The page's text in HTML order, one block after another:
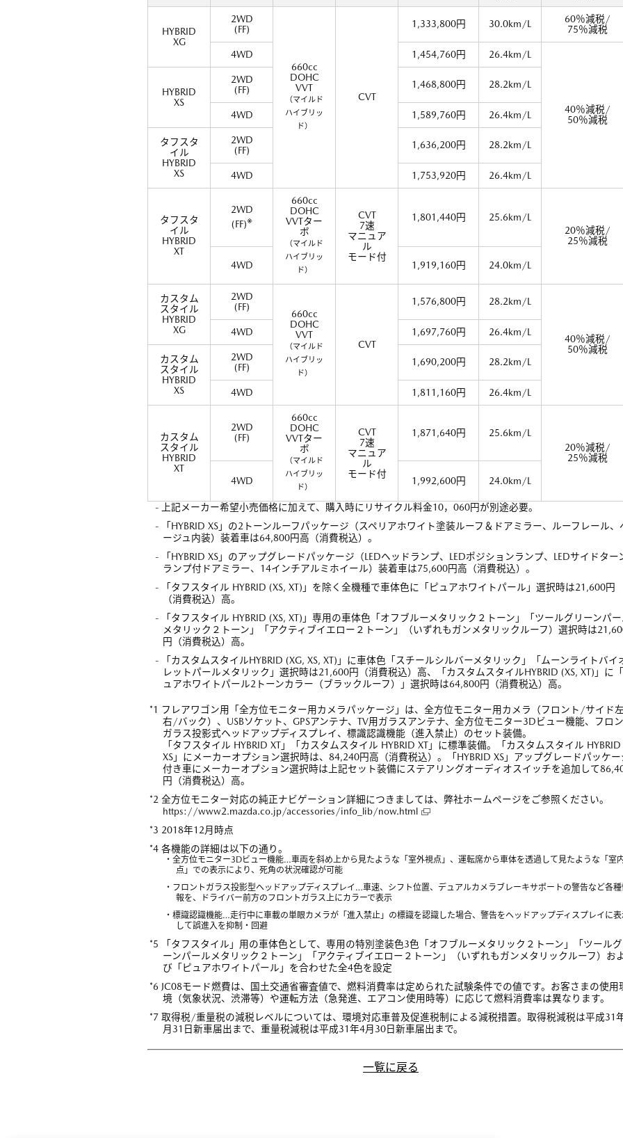
HYBRID
XG
2WD
(FF)
660cc
DOHC
VVT
（マイルド
ハイブリッ
ド）
CVT
1,333,800円 30.0km/L
60％減税/
75％減税
4WD 1,454,760円 26.4km/L
40％減税/
50％減税
HYBRID
XS
2WD
(FF)
1,468,800円 28.2km/L
4WD 1,589,760円 26.4km/L
タフスタ
イル
HYBRID
XS
2WD
(FF)
1,636,200円 28.2km/L
4WD 1,753,920円 26.4km/L
タフスタ
イル
HYBRID
XT
2WD
(FF)※
660cc
DOHC
VVTター
ボ
（マイルド
ハイブリッ
ド）
CVT
7速
マニュア
ル
モード付
1,801,440円
25.6km/L
20％減税/
25％減税
4WD 1,919,160円 24.0km/L
カスタム
スタイル
HYBRID
XG
2WD
(FF)
660cc
DOHC
VVT
（マイルド
ハイブリッ
ド）
CVT
1,576,800円 28.2km/L
40％減税/
50％減税
4WD 1,697,760円 26.4km/L
カスタム
スタイル
HYBRID
XS
2WD
(FF)
1,690,200円 28.2km/L
4WD 1,811,160円 26.4km/L
カスタム
スタイル
HYBRID
XT
2WD
(FF)
660cc
DOHC
VVTター
ボ
（マイルド
ハイブリッ
ド）
CVT
7速
マニュア
ル
モード付
1,871,640円
25.6km/L
20％減税/
25％減税
4WD 1,992,600円 24.0km/L
- 上記メーカー希望小売価格に加えて、購入時にリサイクル料金10，060円が別途必要。
- 「HYBRID XS」の2トーンルーフパッケージ（スペリアホワイト塗装ルーフ＆ドアミラー、ルーフレール、
ージュ内装）装着車は64,800円高（消費税込）。
- 「HYBRID XS」のアップグレードパッケージ（LEDヘッドランプ、LEDポジションランプ、LEDサイドター
ランプ付ドアミラー、14インチアルミホイール）装着車は75,600円高（消費税込）。
- 「タフスタイル HYBRID (XS, XT)」を除く全機種で車体色に「ピュアホワイトパール」選択時は21,600円
（消費税込）高。
- 「タフスタイル HYBRID (XS, XT)」専用の車体色「オフブルーメタリック２トーン」「ツールグリーンパー
メタリック２トーン」「アクティブイエロー２トーン」（いずれもガンメタリックルーフ）選択時は
円（消費税込）高。
- 「カスタムスタイルHYBRID (XG, XS, XT)」に車体色「スチールシルバーメタリック」「ムーンライトバイ
レットパールメタリック」選択時は21,600円（消費税込）高、「カスタムスタイルHYBRID (XS, XT)」に
ュアホワイトパール2トーンカラー（ブラックルーフ）」選択時は64,800円（消費税込）高。
*1 フレアワゴン用「全方位モニター用カメラパッケージ」は、全方位モニター用カメラ（フロント/サイド左
右/バック）、USBソケット、GPSアンテナ、TV用ガラスアンテナ、全方位モニター3Dビュー機能、フロ
ガラス投影式ヘッドアップディスプレイ、標識認識機能（進入禁止）のセット装備。
「タフスタイル HYBRID XT」「カスタムスタイル HYBRID XT」に標準装備。「カスタムスタイル HYBRID
XS」にメーカーオプション選択時は、84,240円高（消費税込）。「HYBRID XS」アップグレードパッケー
付き車にメーカーオプション選択時は上記セット装備にステアリングオーディオスイッチを追加して
円（消費税込）高。
*2 全方位モニター対応の純正ナビゲーション詳細につきましては、弊社ホームページをご参照ください。
https://www2.mazda.co.jp/accessories/info_lib/now.html
*3 2018年12月時点
*4 各機能の詳細は以下の通り。
・全方位モニター3Dビュー機能…車両を斜め上から見たような「室外視点」、運転席から車体を透過して見たような「室
点」での表示により、死角の状況確認が可能
・フロントガラス投影型ヘッドアップディスプレイ…車速、シフト位置、デュアルカメラブレーキサポートの警告など各
報を、ドライバー前方のフロントガラス上にカラーで表示
・標識認識機能…走行中に車載の単眼カメラが「進入禁止」の標識を認識した場合、警告をヘッドアップディスプレイに
して誤進入を抑制・回避
*5 「タフスタイル」用の車体色として、専用の特別塗装色3色「オフブルーメタリック２トーン」「ツールグ
ーンパールメタリック２トーン」「アクティブイエロー２トーン」（いずれもガンメタリックルーフ）お
び「ピュアホワイトパール」を合わせた全4色を設定
*6 JC08モード燃費は、国土交通省審査値で、燃料消費率は定められた試験条件での値です。お客さまの使用
境（気象状況、渋滞等）や運転方法（急発進、エアコン使用時等）に応じて燃料消費率は異なります。
*7 取得税/重量税の減税レベルについては、環境対応車普及促進税制による減税措置。取得税減税は平成31
月31日新車届出まで、重量税減税は平成31年4月30日新車届出まで。
一覧に戻る